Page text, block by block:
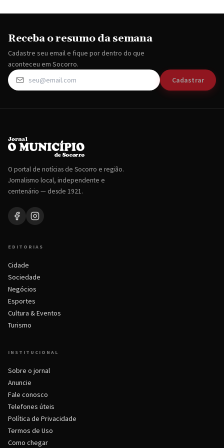
Receba o resumo da semana
Cadastre seu email e fique por dentro do que
aconteceu em Socorro.
Cadastrar
O portal de notícias de Socorro e região.
Jornalismo local, independente e
centenário — desde 1921.
EDITORIAS
Cidade
Sociedade
Negócios
Esportes
Cultura & Eventos
Turismo
INSTITUCIONAL
Sobre o jornal
Anuncie
Fale conosco
Telefones úteis
Política de Privacidade
Termos de Uso
Como chegar